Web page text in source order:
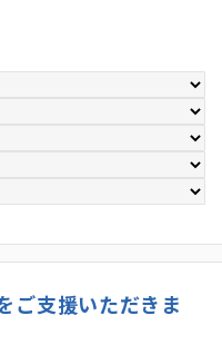
ご支援いただきま